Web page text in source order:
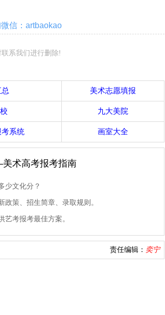
信：artbaokao
系我们进行删除!
美术志愿填报
九大美院
系统 画室大全
术高考报考指南
少文化分？
策、招生简章、录取规则。
考报考最佳方案。
责任编辑： 奕宁